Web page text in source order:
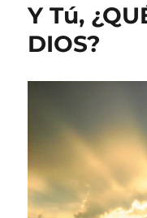
Y Tú,
DIOS?